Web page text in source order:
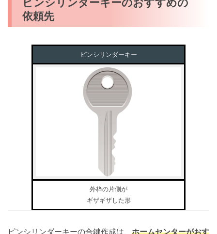
依頼先
ピンシリンダーキー
外枠の片側が
ギザギザした形
ピンシリンダーキーの合鍵作成は、 ホームセンターがおす